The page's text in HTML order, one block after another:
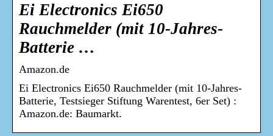
Ei Electronics Ei650
Rauchmelder (mit 10-Jahres-
Batterie …
Amazon.de
Ei Electronics Ei650 Rauchmelder (mit 10-Jahres-
Batterie, Testsieger Stiftung Warentest, 6er Set) :
Amazon.de: Baumarkt.